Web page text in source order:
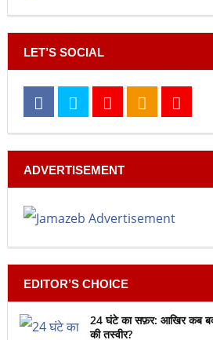
LET’S SOCIAL
ADVERTISEMENT
EDITOR’S CHOICE
24 घंटे का सफ़र: आखिर कब
की तस्वीर?